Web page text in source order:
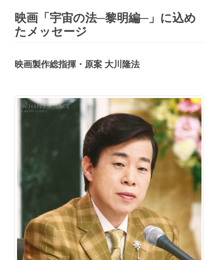
映画「宇宙の法─黎明編─」に込め
たメッセージ
映画製作総指揮・原案 大川隆法